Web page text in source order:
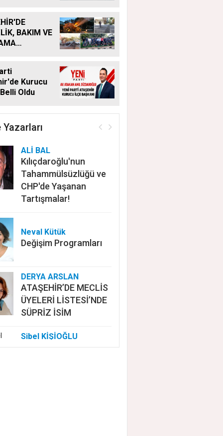
BAKIM VE
Kurucu
Oldu
Yazarları
ALİ BAL
Kılıçdaroğlu'nun
Tahammülsüzlüğü ve
CHP'de Yaşanan
Tartışmalar!
Neval Kütük
Değişim Programları
DERYA ARSLAN
ATAŞEHİR’DE MECLİS
ÜYELERİ LİSTESİ’NDE
SÜPRİZ İSİM
Sibel KİŞİOĞLU
EUROVISION'DA